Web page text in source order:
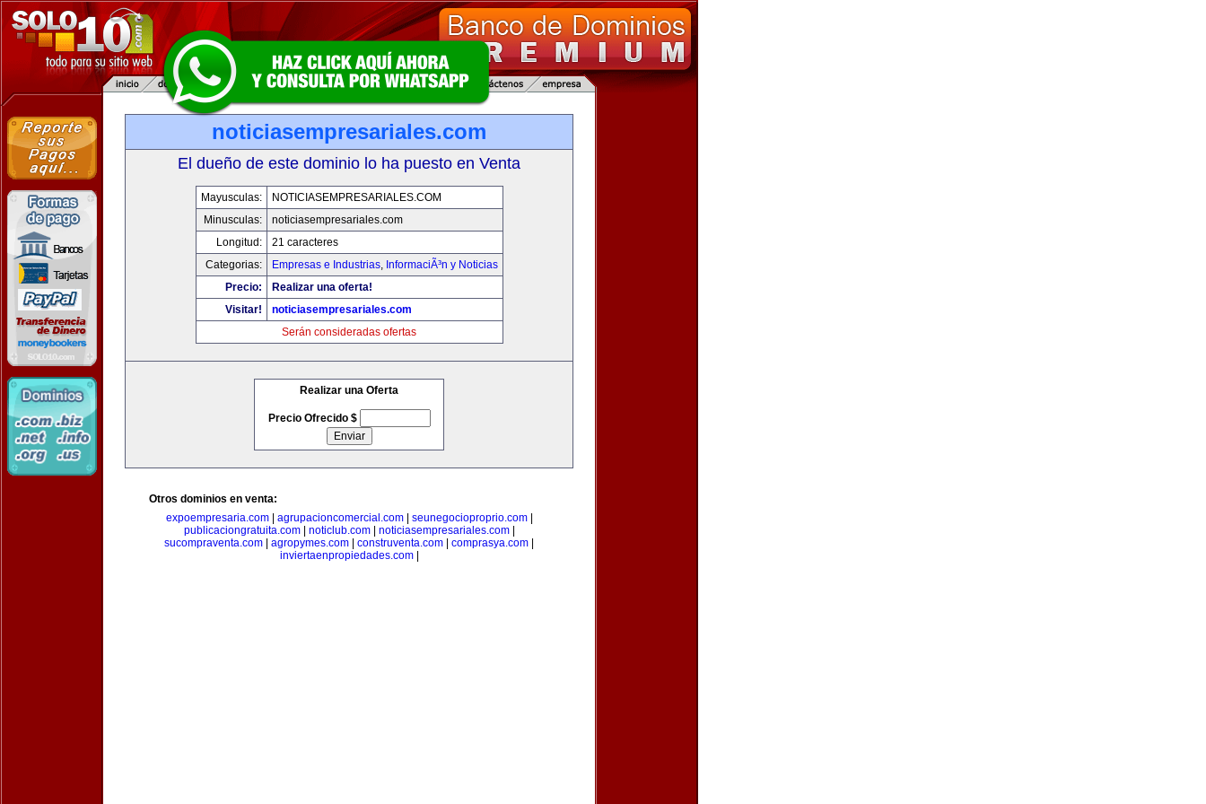
noticiasempresariales.com
El dueño de este dominio lo ha puesto en Venta
Mayusculas:
NOTICIASEMPRESARIALES.COM
Minusculas:
noticiasempresariales.com
Longitud:
21 caracteres
Categorias:
Empresas e Industrias, InformaciÃ³n y Noticias
Precio:
Realizar una oferta!
Visitar!
noticiasempresariales.com
Serán consideradas ofertas
Realizar una Oferta
Precio Ofrecido $
Otros dominios en venta:
expoempresaria.com| agrupacioncomercial.com| seunegocioproprio.com|
publicaciongratuita.com| noticlub.com| noticiasempresariales.com|
sucompraventa.com
agropymes.com construventa.com comprasya.com
inviertaenpropiedades.com|